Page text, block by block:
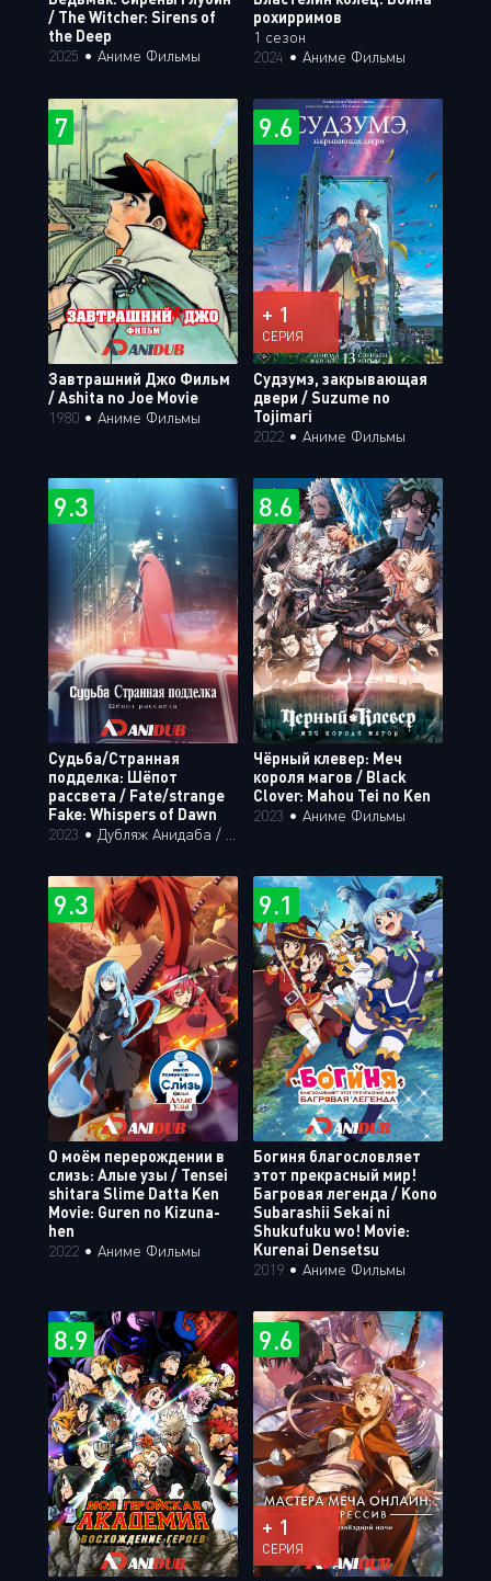
/ The Witcher: Sirens of
the Deep
2025 • Аниме Фильмы
рохирримов
1 сезон
2024 • Аниме Фильмы
7
Завтрашний Джо Фильм
/ Ashita no Joe Movie
1980 • Аниме Фильмы
9.6
+ 1
СЕРИЯ
Судзумэ, закрывающая
двери / Suzume no
Tojimari
2022 • Аниме Фильмы
9.3
Судьба/Странная
подделка: Шёпот
рассвета / Fate/strange
Fake: Whispers of Dawn
2023 • Дубляж Анидаба / Аниме Фильмы
8.6
Чёрный клевер: Меч
короля магов / Black
Clover: Mahou Tei no Ken
2023 • Аниме Фильмы
9.3
О моём перерождении в
слизь: Алые узы / Tensei
shitara Slime Datta Ken
Movie: Guren no Kizuna-
hen
2022 • Аниме Фильмы
9.1
Богиня благословляет
этот прекрасный мир!
Багровая легенда / Kono
Subarashii Sekai ni
Shukufuku wo! Movie:
Kurenai Densetsu
2019 • Аниме Фильмы
8.9 9.6
+ 1
СЕРИЯ